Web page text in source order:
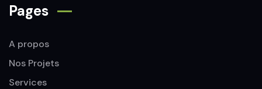
Pages
A propos
Nos Projets
Services